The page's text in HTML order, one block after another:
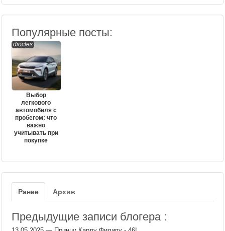
Популярные посты:
diocles
Выбор
легкового
автомобиля с
пробегом: что
важно
учитывать при
покупке
Ранее Архив
Предыдущие записи блогера :